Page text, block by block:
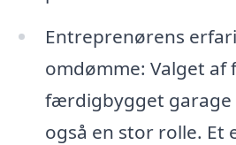
Entreprenørens
omdømme: Valget af
færdigbygget garage
også en stor rolle. Et